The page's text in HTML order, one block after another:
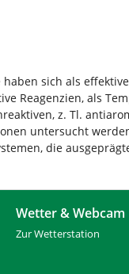
sich als
Reagenzien, als
z. Tl.
untersucht
die
Wetter & Webcam
Zur Wetterstation